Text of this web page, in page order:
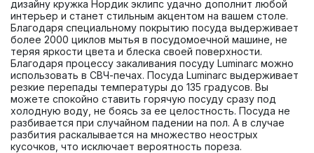
дизайну кружка Нордик эклипс удачно дополнит любой
интерьер и станет стильным акцентом на вашем столе.
Благодаря специальному покрытию посуда выдерживает
более 2000 циклов мытья в посудомоечной машине, не
теряя яркости цвета и блеска своей поверхности.
Благодаря процессу закаливания посуду Luminarc можно
использовать в СВЧ-печах. Посуда Luminarc выдерживает
резкие перепады температуры до 135 градусов. Вы
можете спокойно ставить горячую посуду сразу под
холодную воду, не боясь за ее целостность. Посуда не
разбивается при случайном падении на пол. А в случае
разбития раскалывается на множество неострых
кусочков, что исключает вероятность пореза.